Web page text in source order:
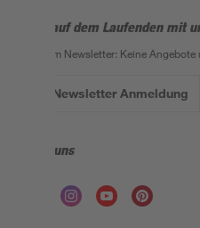
Bleib auf dem Laufenden mit
Der toom Newsletter: Keine
Zur Newsletter Anmeldung
Folge uns